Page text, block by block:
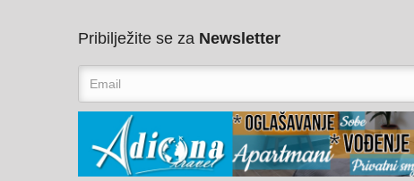
Pribilježite se za Newsletter